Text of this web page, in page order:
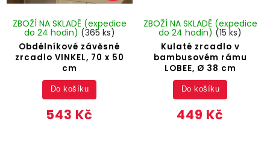
Obdélníkové závěsné
zrcadlo VINKEL, 70 x 50
cm
ZBOŽÍ NA SKLADĚ (expedice
do 24 hodin) (365 ks)
543 Kč
Do košíku
Kulaté zrcadlo v
bambusovém rámu
LOBEE, Ø 38 cm
ZBOŽÍ NA SKLADĚ (expedice
do 24 hodin) (15 ks)
449 Kč
Do košíku